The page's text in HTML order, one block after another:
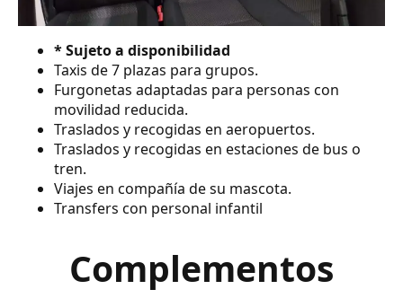
* Sujeto a disponibilidad
Taxis de 7 plazas para grupos.
Furgonetas adaptadas para personas con
movilidad reducida.
Traslados y recogidas en aeropuertos.
Traslados y recogidas en estaciones de bus o
tren.
Viajes en compañía de su mascota.
Transfers con personal infantil
Complementos